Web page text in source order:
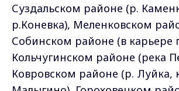
Суздальском районе (р.
р.Коневка), Меленковском
Собинском районе (в карьере
Кольчугинском районе (река
Ковровском районе (р. Луйка,